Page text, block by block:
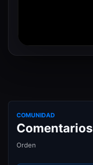
COMUNIDAD
Comentarios
Orden